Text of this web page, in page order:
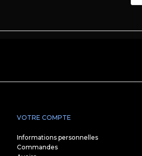
VOTRE COMPTE
Informations personnelles
Commandes